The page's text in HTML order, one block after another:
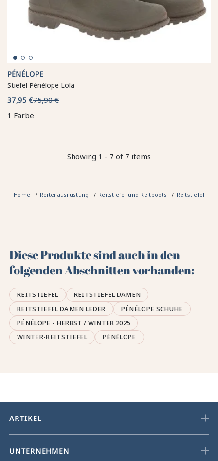
PÉNÉLOPE
Stiefel Pénélope Lola
37,95 €75,90 €
1 Farbe
Showing 1 - 7 of 7 items
Home Reiterausrüstung Reitstiefel und Reitboots Reitstiefel
Diese Produkte sind auch in den
folgenden Abschnitten vorhanden:
REITSTIEFEL
REITSTIEFEL DAMEN
REITSTIEFEL DAMEN LEDER
PÉNÉLOPE SCHUHE
PÉNÉLOPE - HERBST / WINTER 2025
WINTER-REITSTIEFEL
PÉNÉLOPE
ARTIKEL
UNTERNEHMEN